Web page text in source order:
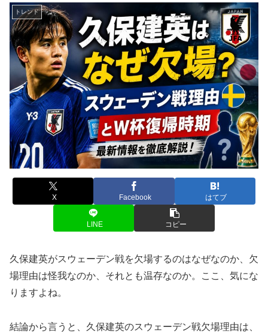
トレンド
X Facebook はてブ
LINE コピー
久保建英がスウェーデン戦を欠場するのはなぜなのか、欠
場理由は怪我なのか、それとも温存なのか。ここ、気にな
りますよね。
結論から言うと、久保建英のスウェーデン戦欠場理由は、